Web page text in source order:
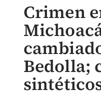
Crimen
Bedolla;